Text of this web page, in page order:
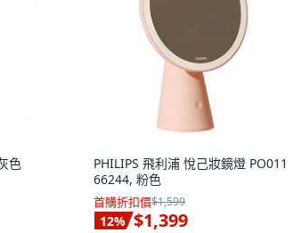
色
PHILIPS 飛利浦 悅己妝鏡燈 PO011
66244, 粉色
首購折扣價$1,599
12% $1,399